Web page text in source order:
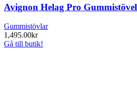
Avignon Helag Pro Gummistövel
Gummistövlar
1,495.00kr
Gå till butik!